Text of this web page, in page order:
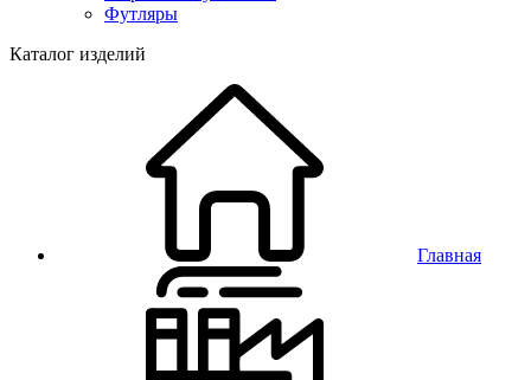
Футляры
Каталог изделий
Главная